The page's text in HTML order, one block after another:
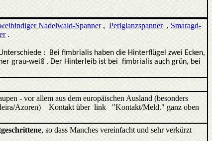
Nadelwald-Spanner, Perlglanzspanner, Smaragd-
.
: Bei fimbrialis haben die Hinterflügel zwei Ecken,
grau-weiß . Der Hinterleib ist bei fimbrialis auch grün, bei
- vor allem aus dem europäischen Ausland (besonders
Azoren) Kontakt über link "Kontakt/Meld." ganz oben
, so dass Manches vereinfacht und sehr verkürzt